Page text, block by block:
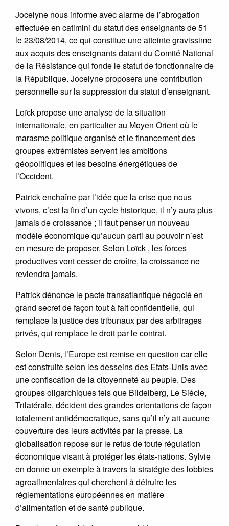
Jocelyne nous informe avec alarme de l’abrogation
effectuée en catimini du statut des enseignants de 51
le 23/08/2014, ce qui constitue une atteinte gravissime
aux acquis des enseignants datant du Comité National
de la Résistance qui fonde le statut de fonctionnaire de
la République. Jocelyne proposera une contribution
personnelle sur la suppression du statut d’enseignant.
Loïck propose une analyse de la situation
internationale, en particulier au Moyen Orient où le
marasme politique organisé et le financement des
groupes extrémistes servent les ambitions
géopolitiques et les besoins énergétiques de
l’Occident.
Patrick enchaîne par l’idée que la crise que nous
vivons, c’est la fin d’un cycle historique, il n’y aura plus
jamais de croissance ; il faut penser un nouveau
modèle économique qu’aucun parti au pouvoir n’est
en mesure de proposer. Selon Loïck , les forces
productives vont cesser de croître, la croissance ne
reviendra jamais.
Patrick dénonce le pacte transatlantique négocié en
grand secret de façon tout à fait confidentielle, qui
remplace la justice des tribunaux par des arbitrages
privés, qui remplace le droit par le contrat.
Selon Denis, l’Europe est remise en question car elle
est construite selon les desseins des Etats-Unis avec
une confiscation de la citoyenneté au peuple. Des
groupes oligarchiques tels que Bildelberg, Le Siècle,
Trilatérale, décident des grandes orientations de façon
totalement antidémocratique, sans qu’il n’y ait aucune
couverture des leurs activités par la presse. La
globalisation repose sur le refus de toute régulation
économique visant à protéger les états-nations. Sylvie
en donne un exemple à travers la stratégie des lobbies
agroalimentaires qui cherchent à détruire les
réglementations européennes en matière
d’alimentation et de santé publique.